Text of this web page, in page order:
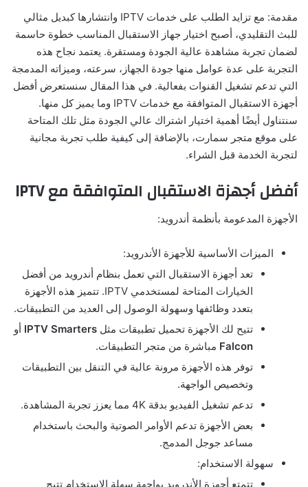
مقدمة: مع تزايد الطلب على خدمات IPTV وانتشارها كبديل مثالي
للبث التقليدي، أصبح اختيار جهاز الاستقبال المناسب خطوة حاسمة
لضمان تجربة مشاهدة عالية الجودة ومستقرة. يعتمد نجاح هذه
التجربة على عدة عوامل منها جودة الجهاز، سرعته، وميزاته المدمجة
التي تدعم تشغيل القنوات بفعالية. في هذا المقال سنستعرض أفضل
أجهزة الاستقبال المتوافقة مع خدمات IPTV وما يميز كل منها.
سنتناول أيضًا أهمية اختيار اشتراك عالي الجودة مثل تلك المتاحة
على موقع متجر سمارت، بالإضافة إلى كيفية طلب تجربة مجانية
لتجربة الخدمة قبل الشراء.
أفضل أجهزة الاستقبال المتوافقة معIPTV
الأجهزة المدعومة بأنظمة أندرويد:
الميزات الأساسية للأجهزة الأندرويد:
تعد أجهزة الاستقبال التي تعمل بنظام أندرويد من أفضل
الخيارات المتاحة لمستخدمي IPTV. تتميز هذه الأجهزة
بتعدد وظائفها وسهولة الوصول إلى العديد من التطبيقات.
تتيح لك الأجهزة تحميل تطبيقات مثل IPTV Smarters أو
Falcon مباشرة من متجر التطبيقات.
توفر هذه الأجهزة مرونة عالية في التنقل بين التطبيقات
وتخصيص الواجهة.
تدعم تشغيل الفيديو بدقة 4K مما يعزز تجربة المشاهدة.
بعض الأجهزة تدعم الأوامر الصوتية والبحث باستخدام
مساعد جوجل المدمج.
سهولة الاستخدام:
تتمتع أجهزة الأندرويد بواجهة سهلة الاستخدام تتيح